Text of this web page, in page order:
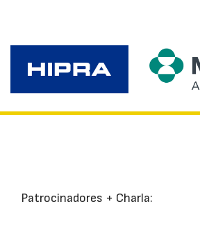
Patrocinadores + Charla: